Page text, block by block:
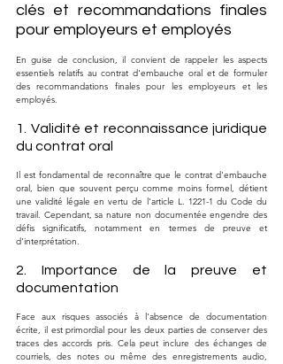
clés et recommandations finales
pour employeurs et employés
En guise de conclusion, il convient de rappeler les aspects
essentiels relatifs au contrat d'embauche oral et de formuler
des recommandations finales pour les employeurs et les
employés.
1. Validité et reconnaissance juridique
du contrat oral
Il est fondamental de reconnaître que le contrat d'embauche
oral, bien que souvent perçu comme moins formel, détient
une validité légale en vertu de l'article L. 1221-1 du Code du
travail. Cependant, sa nature non documentée engendre des
défis significatifs, notamment en termes de preuve et
d'interprétation.
2. Importance de la preuve et
documentation
Face aux risques associés à l'absence de documentation
écrite, il est primordial pour les deux parties de conserver des
traces des accords pris. Cela peut inclure des échanges de
courriels, des notes ou même des enregistrements audio,